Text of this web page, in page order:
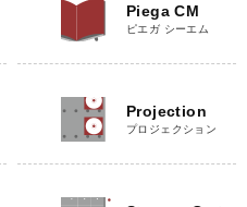
Piega CM
ピエガ シーエム
Projection
プロジェクション